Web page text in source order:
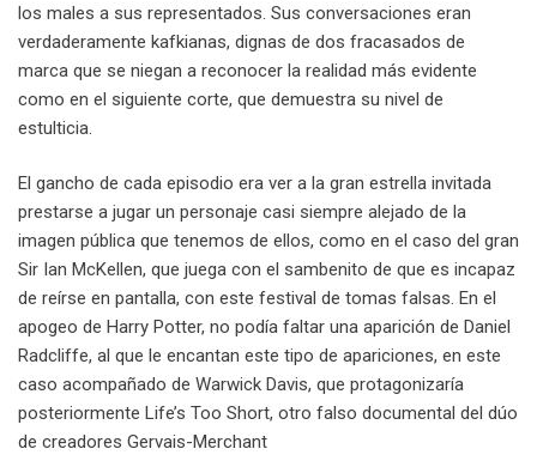
los males a sus representados. Sus conversaciones eran
verdaderamente kafkianas, dignas de dos fracasados de
marca que se niegan a reconocer la realidad más evidente
como en el siguiente corte, que demuestra su nivel de
estulticia.
El gancho de cada episodio era ver a la gran estrella invitada
prestarse a jugar un personaje casi siempre alejado de la
imagen pública que tenemos de ellos, como en el caso del gran
Sir Ian McKellen, que juega con el sambenito de que es incapaz
de reírse en pantalla, con este festival de tomas falsas. En el
apogeo de Harry Potter, no podía faltar una aparición de Daniel
Radcliffe, al que le encantan este tipo de apariciones, en este
caso acompañado de Warwick Davis, que protagonizaría
posteriormente Life’s Too Short, otro falso documental del dúo
de creadores Gervais-Merchant